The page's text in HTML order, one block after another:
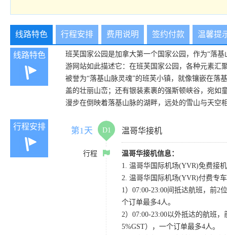
线路特色 行程安排 费用说明 签约付款 温馨提
线路特色
班芙国家公园是加拿大第一个国家公园，作为“落
游网站如此描述它：在班芙国家公园，各种元素汇
被誉为“落基山脉灵魂”的班芙小镇，就像镶嵌在落
盖的壮丽山峦；还有银装素裹的强斯顿峡谷，宛如
漫步在倒映着落基山脉的湖畔，远处的雪山与天空
行程安排 第1天 D1 温哥华接机
行程
温哥华接机信息：
1. 温哥华国际机场(YVR)免费接
2. 温哥华国际机场(YVR)付费专
1）07:00-23:00间抵达航班，前2
个订单最多4人。
2）07:00-23:00以外抵达的航班
5%GST），一个订单最多4人。